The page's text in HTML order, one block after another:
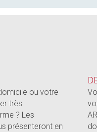
ou votre
très
? Les
présenteront en